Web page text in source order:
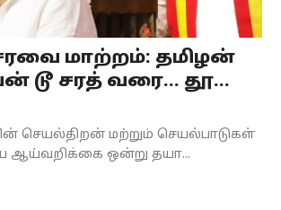
மாற்றம்: தமிழன்
டூ சரத் வரை... தூ...
செயல்திறன் மற்றும் செயல்பாடுகள்
ஆய்வறிக்கை ஒன்று தயா...